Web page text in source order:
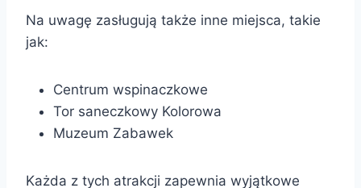
Na uwagę zasługują także inne miejsca, takie
jak:
Centrum wspinaczkowe
Tor saneczkowy Kolorowa
Muzeum Zabawek
Każda z tych atrakcji zapewnia wyjątkowe